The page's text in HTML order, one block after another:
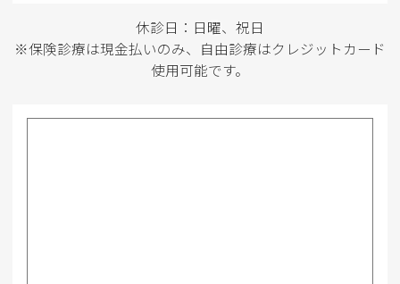
休診日：日曜、祝日
※保険診療は現金払いのみ、自由診療はクレジットカード
使用可能です。